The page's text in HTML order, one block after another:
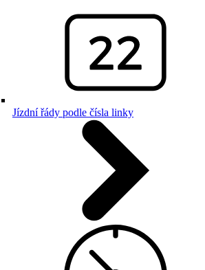
Jízdní řády podle čísla linky